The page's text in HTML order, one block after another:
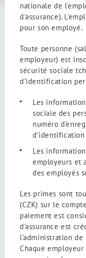
nationale de
d'assurance).
pour son employé.
Toute personne
employeur) est
sécurité sociale
d’identification
Les
sociale des
numéro
Les
employeurs et
des employés
Les primes sont
(CZK) sur le
paiement est
d'assurance est
l'administration de
Chaque